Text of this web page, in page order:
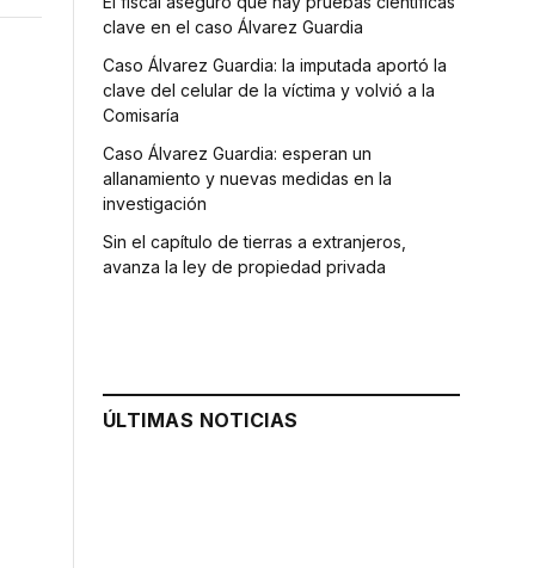
clave en el caso Álvarez Guardia
Caso Álvarez Guardia: la imputada aportó la
clave del celular de la víctima y volvió a la
Comisaría
Caso Álvarez Guardia: esperan un
allanamiento y nuevas medidas en la
investigación
Sin el capítulo de tierras a extranjeros,
avanza la ley de propiedad privada
ÚLTIMAS NOTICIAS